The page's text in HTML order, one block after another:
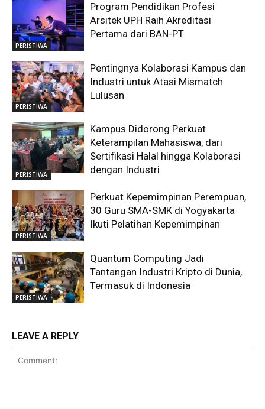
PERISTIWA
Program Pendidikan Profesi
Arsitek UPH Raih Akreditasi
Pertama dari BAN-PT
PERISTIWA
Pentingnya Kolaborasi Kampus dan
Industri untuk Atasi Mismatch
Lulusan
PERISTIWA
Kampus Didorong Perkuat
Keterampilan Mahasiswa, dari
Sertifikasi Halal hingga Kolaborasi
dengan Industri
PERISTIWA
Perkuat Kepemimpinan Perempuan,
30 Guru SMA-SMK di Yogyakarta
Ikuti Pelatihan Kepemimpinan
PERISTIWA
Quantum Computing Jadi
Tantangan Industri Kripto di Dunia,
Termasuk di Indonesia
LEAVE A REPLY